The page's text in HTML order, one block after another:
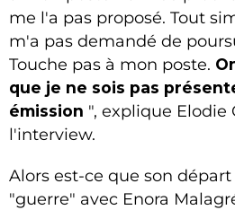
me l'a pas proposé. Tout
m'a pas demandé de
Touche pas à mon poste.
que je ne sois pas
émission ", explique Elodie
l'interview.
Alors est-ce que son
"guerre" avec Enora